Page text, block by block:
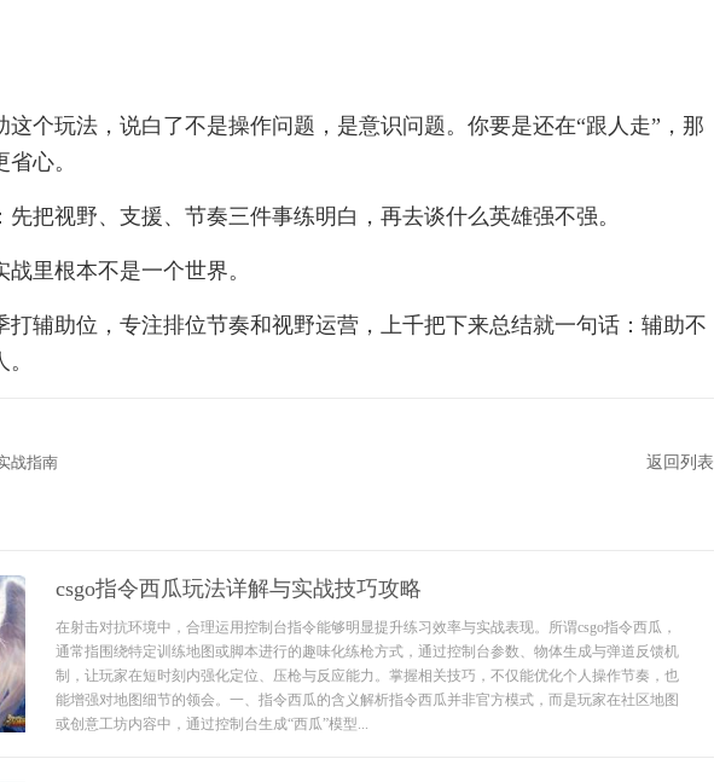
这个玩法，说白了不是操作问题，是意识问题。你要是还在“跟人走”，那
心。
把视野、支援、节奏三件事练明白，再去谈什么英雄强不强。
里根本不是一个世界。
打辅助位，专注排位节奏和视野运营，上千把下来总结就一句话：辅助不
战指南 返回列表
csgo指令西瓜玩法详解与实战技巧攻略
在射击对抗环境中，合理运用控制台指令能够明显提升练习效率与实战表现。所谓csgo指令西瓜，
通常指围绕特定训练地图或脚本进行的趣味化练枪方式，通过控制台参数、物体生成与弹道反馈机
制，让玩家在短时刻内强化定位、压枪与反应能力。掌握相关技巧，不仅能优化个人操作节奏，也
能增强对地图细节的领会。一、指令西瓜的含义解析指令西瓜并非官方模式，而是玩家在社区地图
或创意工坊内容中，通过控制台生成“西瓜”模型...